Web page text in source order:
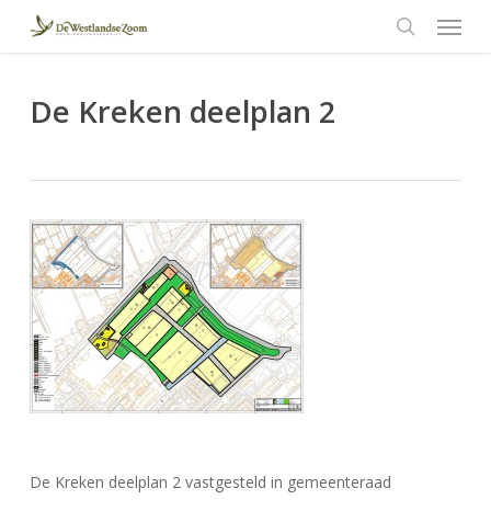
content
Menu
De Kreken deelplan 2
De Kreken deelplan 2 vastgesteld in gemeenteraad